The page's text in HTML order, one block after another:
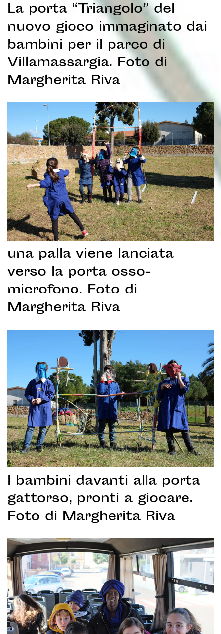
La porta “Triangolo” del
nuovo gioco immaginato dai
bambini per il parco di
Villamassargia. Foto di
Margherita Riva
una palla viene lanciata
verso la porta osso-
microfono. Foto di
Margherita Riva
I bambini davanti alla porta
gattorso, pronti a giocare.
Foto di Margherita Riva